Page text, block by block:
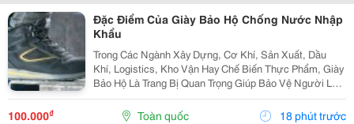
Đặc Điểm Của Giày Bảo Hộ Chống Nước Nhập
Khẩu
Trong Các Ngành Xây Dựng, Cơ Khí, Sản Xuất, Dầu
Khí, Logistics, Kho Vận Hay Chế Biến Thực Phẩm, Giày
Bảo Hộ Là Trang Bị Quan Trọng Giúp Bảo Vệ Người Lao
Động Trước Những Nguy Cơ Tiềm Ẩn Trong Môi Trường
Làm Việc. Đối Với Những Công Việc Thường Xuyên...
100.000₫ Toàn quốc 18 phút trước